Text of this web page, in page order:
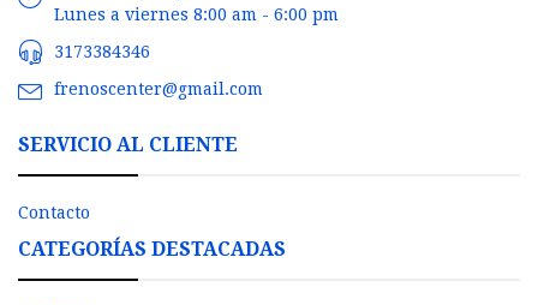
Lunes a viernes 8:00 am - 6:00 pm
3173384346
frenoscenter@gmail.com
SERVICIO AL CLIENTE
Contacto
CATEGORÍAS DESTACADAS